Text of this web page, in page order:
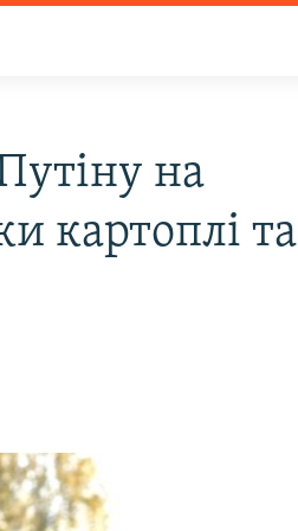
на
картоплі та